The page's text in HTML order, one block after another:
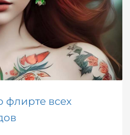
флирте всех